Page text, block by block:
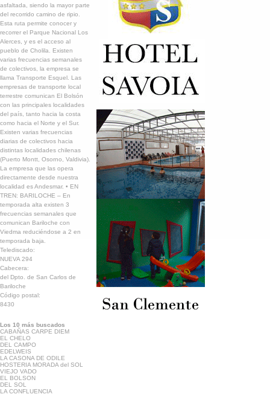
asfaltada, siendo la mayor parte
del recorrido camino de ripio.
Esta ruta permite conocer y
recorrer el Parque Nacional Los
Alerces, y es el acceso al
pueblo de Cholila. Existen
varias frecuencias semanales
de colectivos, la empresa se
llama Transporte Esquel. Las
empresas de transporte local
terrestre comunican El Bolsón
con las principales localidades
del país, tanto hacia la costa
como hacia el Norte y el Sur.
Existen varias frecuencias
diarias de colectivos hacia
distintas localidades chilenas
(Puerto Montt, Osorno, Valdivia).
La empresa que las opera
directamente desde nuestra
localidad es Andesmar. • EN
TREN: BARILOCHE – En
temporada alta existen 3
frecuencias semanales que
comunican Bariloche con
Viedma reduciéndose a 2 en
temporada baja.
Telediscado:
NUEVA 294
Cabecera:
del Dpto. de San Carlos de
Bariloche
Código postal:
8430
Los 10 más buscados
CABAÑAS CARPE DIEM
EL CHELO
DEL CAMPO
EDELWEIS
LA CASONA DE ODILE
HOSTERIA MORADA del SOL
VIEJO VADO
EL BOLSON
DEL SOL
LA CONFLUENCIA